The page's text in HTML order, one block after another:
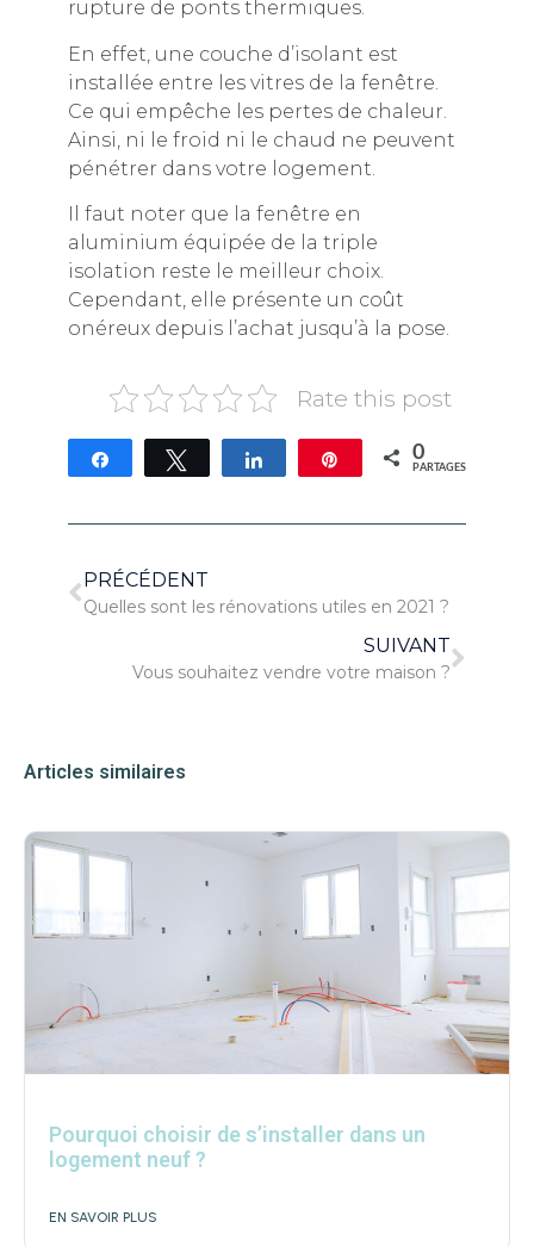
rupture de ponts thermiques.
En effet, une couche d’isolant est
installée entre les vitres de la fenêtre.
Ce qui empêche les pertes de chaleur.
Ainsi, ni le froid ni le chaud ne peuvent
pénétrer dans votre logement.
Il faut noter que la fenêtre en
aluminium équipée de la triple
isolation reste le meilleur choix.
Cependant, elle présente un coût
onéreux depuis l’achat jusqu’à la pose.
Rate this post
Partagez Tweetez Partagez Épingle 0
PARTAGES
PRÉCÉDENT
Quelles sont les rénovations utiles en 2021 ?
SUIVANT
Vous souhaitez vendre votre maison ?
Articles similaires
Pourquoi choisir de s’installer dans un
logement neuf ?
EN SAVOIR PLUS